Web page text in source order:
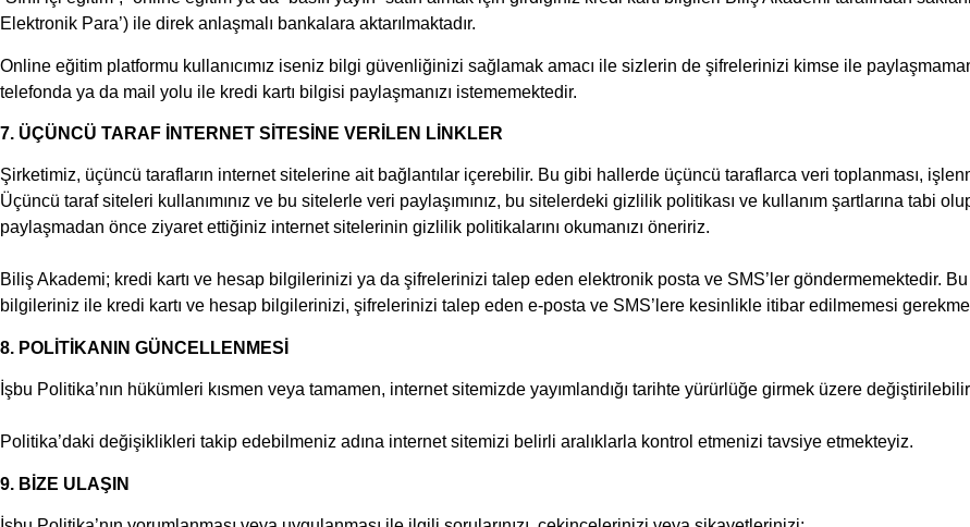
Elektronik Para’) ile direk anlaşmalı bankalara aktarılmaktadır.
Online eğitim platformu kullanıcımız iseniz bilgi güvenliğinizi sağlamak amacı ile sizlerin de şifrelerinizi kimse ile
telefonda ya da mail yolu ile kredi kartı bilgisi paylaşmanızı istememektedir.
7. ÜÇÜNCÜ TARAF İNTERNET SİTESİNE VERİLEN LİNKLER
Şirketimiz, üçüncü tarafların internet sitelerine ait bağlantılar içerebilir. Bu gibi hallerde üçüncü taraflarca veri toplanması,
Üçüncü taraf siteleri kullanımınız ve bu sitelerle veri paylaşımınız, bu sitelerdeki gizlilik politikası ve kullanım şartlarına tabi
paylaşmadan önce ziyaret ettiğiniz internet sitelerinin gizlilik politikalarını okumanızı öneririz.
Biliş Akademi; kredi kartı ve hesap bilgilerinizi ya da şifrelerinizi talep eden elektronik posta ve SMS’ler göndermemektedir.
bilgileriniz ile kredi kartı ve hesap bilgilerinizi, şifrelerinizi talep eden e-posta ve SMS’lere kesinlikle itibar edilmemesi
8. POLİTİKANIN GÜNCELLENMESİ
İşbu Politika’nın hükümleri kısmen veya tamamen, internet sitemizde yayımlandığı tarihte yürürlüğe girmek üzere
Politika’daki değişiklikleri takip edebilmeniz adına internet sitemizi belirli aralıklarla kontrol etmenizi tavsiye etmekteyiz.
9. BİZE ULAŞIN